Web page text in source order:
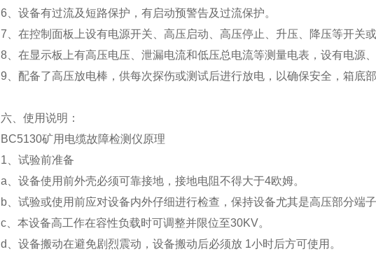
6、设备有过流及短路保护，有启动预警告及过流保护。
7、在控制面板上设有电源开关、高压启动、高压停止、升压、降压等开关
8、在显示板上有高压电压、泄漏电流和低压总电流等测量电表，设有电源
9、配备了高压放电棒，供每次探伤或测试后进行放电，以确保安全，箱底部
六、使用说明：
BC5130矿用电缆故障检测仪原理
1、试验前准备
a、设备使用前外壳必须可靠接地，接地电阻不得大于4欧姆。
b、试验或使用前应对设备内外仔细进行检查，保持设备尤其是高压部分端
c、本设备高工作在容性负载时可调整并限位至30KV。
d、设备搬动在避免剧烈震动，设备搬动后必须放 1小时后方可使用。